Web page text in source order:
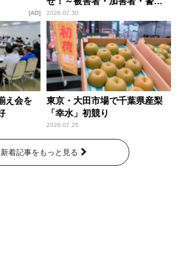
AD
庁が語るトクリュウの実態
～」放送
2026.07.30
え会を
東京・大田市場で千葉県産梨
「幸水」初競り
2026.07.25
新着記事をもっと見る